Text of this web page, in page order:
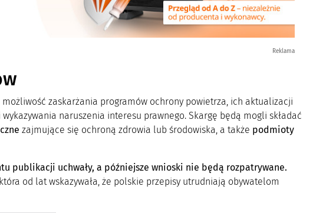
Reklama
zaskarżania programów ochrony powietrza, ich aktualizacji
naruszenia interesu prawnego. Skargę będą mogli składać
zajmujące się ochroną zdrowia lub środowiska, a także podmioty
publikacji uchwały, a późniejsze wnioski nie będą rozpatrywane.
od lat wskazywała, że polskie przepisy utrudniają obywatelom